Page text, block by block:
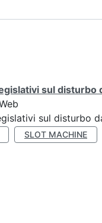
sul disturbo
sul disturbo
SLOT MACHINE